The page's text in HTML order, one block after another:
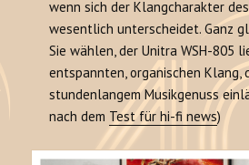
wenn sich der Klangcharakter
wesentlich unterscheidet. Ganz
Sie wählen, der Unitra WSH-805
entspannten, organischen Klang,
stundenlangem Musikgenuss
nach dem Test für hi-fi news)